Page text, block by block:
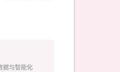
据与智能化